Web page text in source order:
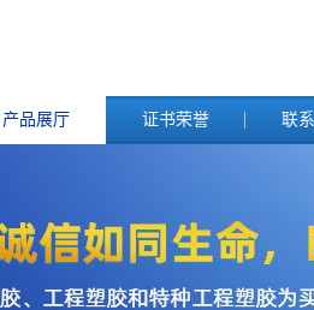
产品展厅 证书荣誉 联